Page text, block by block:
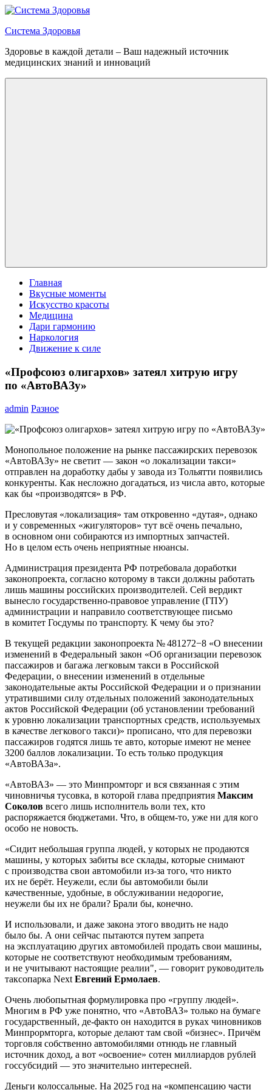
Перейти
содержимому
Система Здоровья
Здоровье в каждой детали – Ваш надежный источник
медицинских знаний и инноваций
Главная
Вкусные моменты
Искусство красоты
Медицина
Дари гармонию
Наркология
Движение к силе
«Профсоюз олигархов» затеял хитрую игру
по «АвтоВАЗу»
admin Разное
Монопольное положение на рынке пассажирских перевозок
«АвтоВАЗу» не светит — закон «о локализации такси»
отправлен на доработку дабы у завода из Тольятти появились
конкуренты. Как несложно догадаться, из числа авто, которые
как бы «производятся» в РФ.
Пресловутая «локализация» там откровенно «дутая», однако
и у современных «жигуляторов» тут всё очень печально,
в основном они собираются из импортных запчастей.
Но в целом есть очень неприятные нюансы.
Администрация президента РФ потребовала доработки
законопроекта, согласно которому в такси должны работать
лишь машины российских производителей. Сей вердикт
вынесло государственно-правовое управление (ГПУ)
администрации и направило соответствующее письмо
в комитет Госдумы по транспорту. К чему бы это?
В текущей редакции законопроекта № 481272−8 «О внесении
изменений в Федеральный закон «Об организации перевозок
пассажиров и багажа легковым такси в Российской
Федерации, о внесении изменений в отдельные
законодательные акты Российской Федерации и о признании
утратившими силу отдельных положений законодательных
актов Российской Федерации (об установлении требований
к уровню локализации транспортных средств, используемых
в качестве легкового такси)» прописано, что для перевозки
пассажиров годятся лишь те авто, которые имеют не менее
3200 баллов локализации. То есть только продукция
«АвтоВАЗа».
«АвтоВАЗ» — это Минпромторг и вся связанная с этим
чиновничья тусовка, в которой глава предприятия Максим
Соколов всего лишь исполнитель воли тех, кто
распоряжается бюджетами. Что, в общем-то, уже ни для кого
особо не новость.
«Сидит небольшая группа людей, у которых не продаются
машины, у которых забиты все склады, которые снимают
с производства свои автомобили из-за того, что никто
их не берёт. Неужели, если бы автомобили были
качественные, удобные, в обслуживании недорогие,
неужели бы их не брали? Брали бы, конечно.
И использовали, и даже закона этого вводить не надо
было бы. А они сейчас пытаются путем запрета
на эксплуатацию других автомобилей продать свои машины,
которые не соответствуют необходимым требованиям,
и не учитывают настоящие реалии", — говорит руководитель
таксопарка NextЕвгений Ермолаев.
Очень любопытная формулировка про «группу людей».
Многим в РФ уже понятно, что «АвтоВАЗ» только на бумаге
государственный, де-факто он находится в руках чиновников
Минпрормторга, которые делают там свой «бизнес». Причём
торговля собственно автомобилями отнюдь не главный
источник доход, а вот «освоение» сотен миллиардов рублей
госсубсидий — это значительно интересней.
Деньги колоссальные. На 2025 год на «компенсацию части